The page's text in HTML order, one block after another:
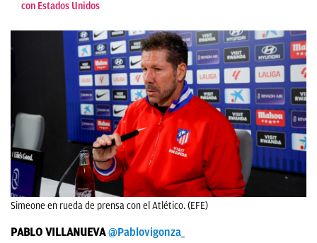
con Estados Unidos
Simeone en rueda de prensa con el Atlético. (EFE)
PABLO VILLANUEVA @Pablovigonza_